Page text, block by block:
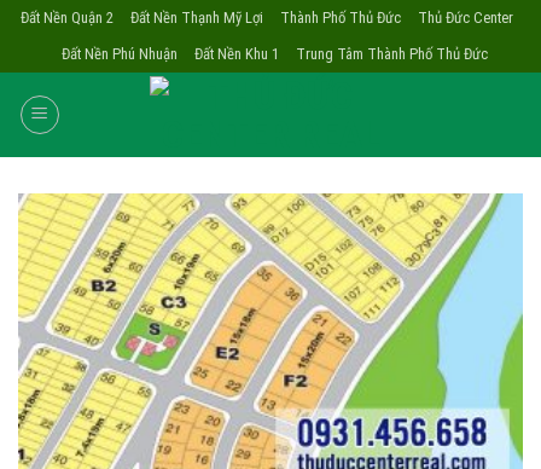
Skip
content
Đất Nền Quận 2 Đất Nền Thạnh Mỹ Lợi Thành Phố Thủ Đức
Thủ Đức Center
Đất Nền Phú Nhuận
Đất Nền Khu 1 Trung Tâm Thành Phố Thủ Đức